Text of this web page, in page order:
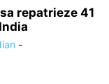
repatrieze 41
-